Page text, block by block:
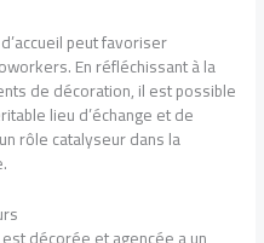
peut favoriser
En réfléchissant à la
de décoration, il est possible
lieu d’échange et de
rôle catalyseur dans la